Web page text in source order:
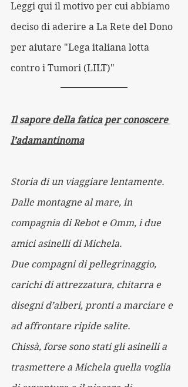
Leggi qui il motivo per cui abbiamo
deciso di aderire a La Rete del Dono
per aiutare "Lega italiana lotta
contro i Tumori (LILT)"
Il sapore della fatica per conoscere
l’adamantinoma
Storia di un viaggiare lentamente.
Dalle montagne al mare, in
compagnia di Rebot e Omm, i due
amici asinelli di Michela.
Due compagni di pellegrinaggio,
carichi di attrezzatura, chitarra e
disegni d’alberi, pronti a marciare e
ad affrontare ripide salite.
Chissà, forse sono stati gli asinelli a
trasmettere a Michela quella voglia